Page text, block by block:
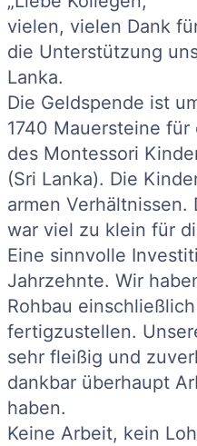
vielen, vielen Dank
die Unterstützung
Lanka.
Die Geldspende ist
1740 Mauersteine
des Montessori
(Sri Lanka). Die
armen Verhältnissen.
war viel zu klein für
Eine sinnvolle
Jahrzehnte. Wir
Rohbau
fertigzustellen.
sehr fleißig und
dankbar überhaupt
haben.
Keine Arbeit, kein